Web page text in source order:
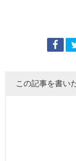
この記事を書い